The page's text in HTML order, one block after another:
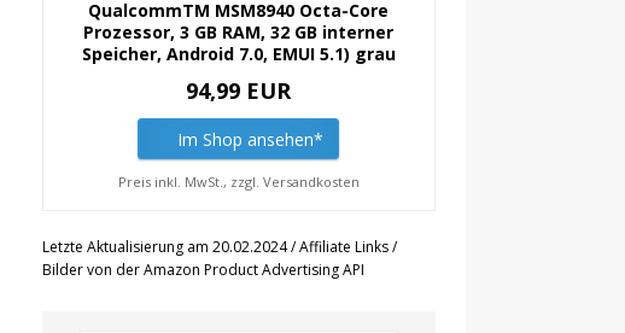
QualcommTM MSM8940 Octa-Core
Prozessor, 3 GB RAM, 32 GB interner
Speicher, Android 7.0, EMUI 5.1) grau
94,99 EUR
Im Shop ansehen*
Preis inkl. MwSt., zzgl. Versandkosten
Letzte Aktualisierung am 20.02.2024 / Affiliate Links /
Bilder von der Amazon Product Advertising API